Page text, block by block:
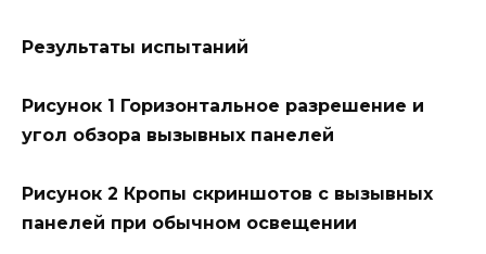
Результаты испытаний
Рисунок 1 Горизонтальное разрешение и
угол обзора вызывных панелей
Рисунок 2 Кропы скриншотов с вызывных
панелей при обычном освещении